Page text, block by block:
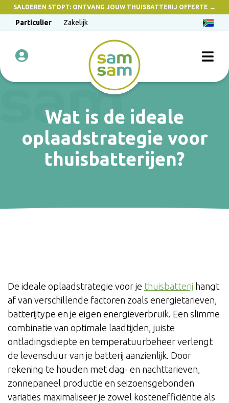
SALDEREN STOPT: ONTVANG JOUW THUISBATTERIJ OFFERTE →
Particulier Zakelijk
Wat is de ideale
oplaadstrategie voor
thuisbatterijen?
De ideale oplaadstrategie voor je thuisbatterij hangt
af van verschillende factoren zoals energietarieven,
batterijtype en je eigen energieverbruik. Een slimme
combinatie van optimale laadtijden, juiste
ontladingsdiepte en temperatuurbeheer verlengt
de levensduur van je batterij aanzienlijk. Door
rekening te houden met dag- en nachttarieven,
zonnepaneel productie en seizoensgebonden
variaties maximaliseer je zowel kostenefficiëntie als